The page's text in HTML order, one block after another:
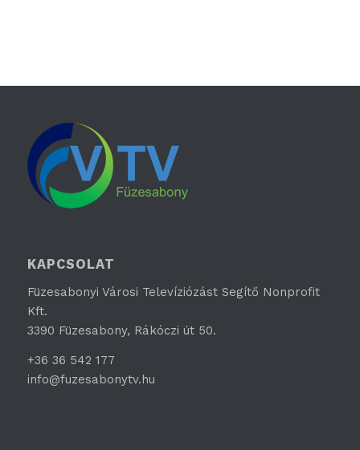
KAPCSOLAT
Füzesabonyi Városi Televíziózást Segítő Nonprofit
Kft.
3390 Füzesabony, Rákóczi út 50.
+36 36 542 177
info@fuzesabonytv.hu